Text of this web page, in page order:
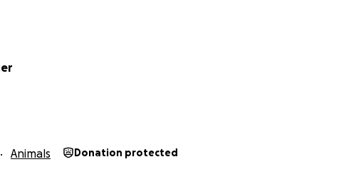
Animals Donation protected